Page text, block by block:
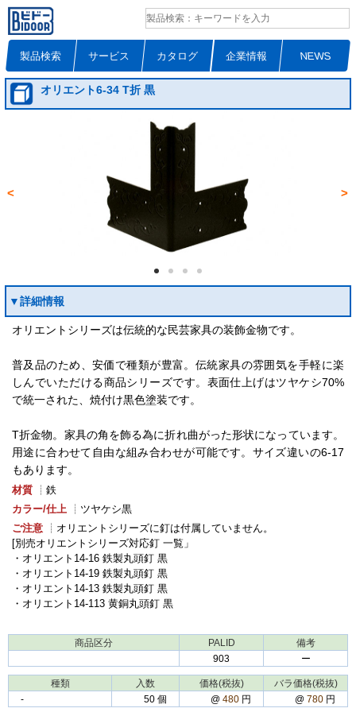
製品検索 サービス カタログ 企業情報 NEWS
オリエント6-34 T折 黒
< >
▼詳細情報
オリエントシリーズは伝統的な民芸家具の装飾金物です。
普及品のため、安価で種類が豊富。伝統家具の雰囲気を手軽に楽
しんでいただける商品シリーズです。表面仕上げはツヤケシ70%
で統一された、焼付け黒色塗装です。
T折金物。家具の角を飾る為に折れ曲がった形状になっています。
用途に合わせて自由な組み合わせが可能です。サイズ違いの6-17
もあります。
材質
┊鉄
カラー/仕上
┊ツヤケシ黒
ご注意
┊オリエントシリーズに釘は付属していません。
[別売オリエントシリーズ対応釘 一覧」
・オリエント14-16 鉄製丸頭釘 黒
・オリエント14-19 鉄製丸頭釘 黒
・オリエント14-13 鉄製丸頭釘 黒
・オリエント14-113 黄銅丸頭釘 黒
商品区分 PALID
備考
903
ー
種類 入数 価格(税抜)
バラ価格(税抜)
‐
50 個 @ 480 円 @ 780 円